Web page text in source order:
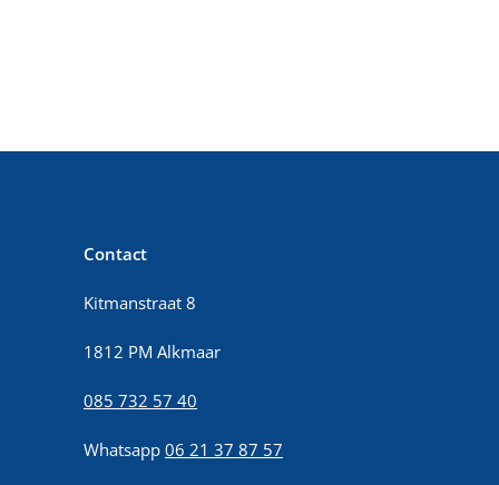
Contact
Kitmanstraat 8
1812 PM Alkmaar
085 732 57 40
Whatsapp06 21 37 87 57